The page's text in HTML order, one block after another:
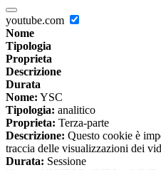
youtube.com
Nome
Tipologia
Proprieta
Descrizione
Durata
Nome: YSC
Tipologia: analitico
Proprieta: Terza-parte
Descrizione: Questo cookie è
traccia delle visualizzazioni dei
Durata: Sessione